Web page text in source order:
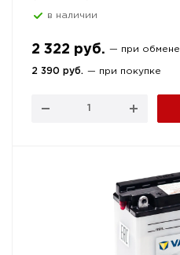
в наличии
2 322 руб. — при обмене
2 390 руб. — при покупке